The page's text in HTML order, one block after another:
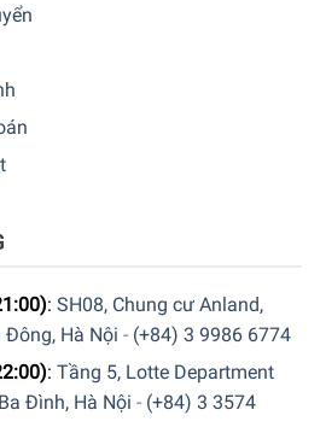
Ozmo 950 giúp làm sạch mạnh
với chế độ Max+
minh Smart Navi 3.0™
: SH08, Chung cư Anland,
Hà Nội - (+84) 3 9986 6774
: Tầng 5, Lotte Department
Đình, Hà Nội - (+84) 3 3574